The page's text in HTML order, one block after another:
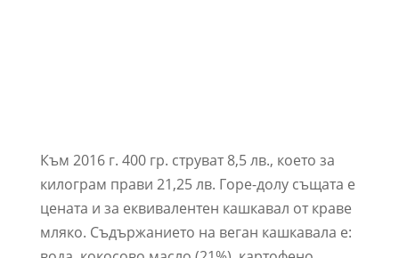
Към 2016 г. 400 гр. струват 8,5 лв., което за
килограм прави 21,25 лв. Горе-долу същата е
цената и за еквивалентен кашкавал от краве
мляко. Съдържанието на веган кашкавала е: